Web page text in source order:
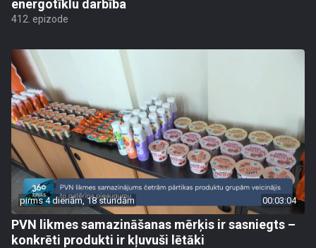
energotīklu darbība
412. epizode
pirms 4 dienām, 18 stundām 00:03:04
PVN likmes samazināšanas mērķis ir sasniegts –
konkrēti produkti ir kļuvuši lētāki